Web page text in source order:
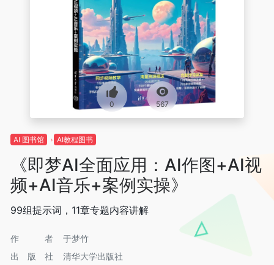
0 567
AI 图书馆 AI教程图书
《即梦AI全面应用：AI作图+AI视
频+AI音乐+案例实操》
99组提示词，11章专题内容讲解
作者
于梦竹
出版社
清华大学出版社